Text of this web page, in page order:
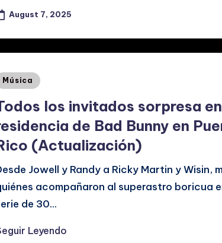
August 7, 2025
Música
los invitados sorpresa
de Bad Bunny en
(Actualización)
Jowell y Randy a Ricky Martin y Wisin,
acompañaron al superastro boricua
de 30…
Leyendo